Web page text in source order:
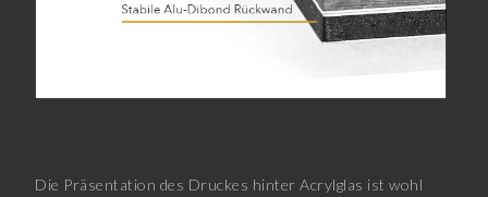
Die Präsentation des Druckes hinter Acrylglas ist wohl